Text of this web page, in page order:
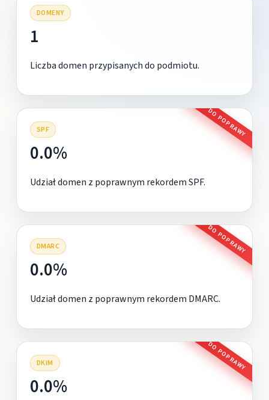
DOMENY
1
Liczba domen przypisanych do podmiotu.
SPF DO POPRAWY
0.0%
Udział domen z poprawnym rekordem SPF.
DMARC DO POPRAWY
0.0%
Udział domen z poprawnym rekordem DMARC.
DKIM DO POPRAWY
0.0%